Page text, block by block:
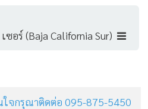
ซอร์ (Baja California Sur)
จกรุณาติดต่อ 095-875-5450